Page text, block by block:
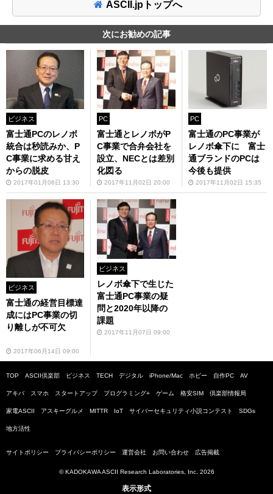
ASCII.jpトップへ
次にお勧めの記事
ビジネス
富士通PCのレノボ
統合は秒読みか、P
C事業に求める甘え
からの脱皮
2017年01月06日 13:30
PC
富士通とレノボがP
C事業で合弁会社を
設立、NECとは差別
化図る
2017年11月02日 20:00
PC
富士通のPC事業が
レノボ傘下に 富士
通ブランドのPCは
今後も提供
2017年11月02日 15:35
ビジネス
富士通の経営目標達
成にはPC事業の切
り離しが不可欠
2017年06月14日 09:00
ビジネス
レノボ傘下で生じた
富士通PC事業の疑
問と2020年以降の
課題
2017年11月07日 09:00
TOP ASCII倶楽部 ビジネス TECH デジタル iPhone/Mac ホビー 自作PC AV
アキバ スマホ スタートアップ プログラミング+ ゲーム 格安SIM 倶楽部情報局
家電ASCII アスキーグルメ MITTR IoT サイバーセキュリティ小説コンテスト SDGs
地方活性
サイトポリシー プライバシーポリシー 運営会社 お問い合わせ 広告掲載
© KADOKAWA ASCII Research Laboratories, Inc. 2026
表示形式